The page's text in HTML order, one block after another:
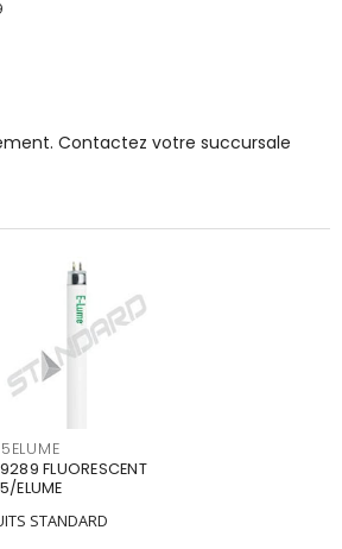
Contactez votre succursale
FLUORESCENT
ELUME
STANDARD